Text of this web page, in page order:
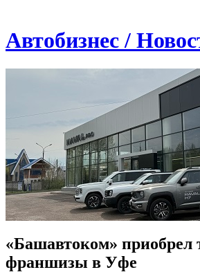
Автобизнес /
«Башавтоком» приобрел
франшизы в Уфе